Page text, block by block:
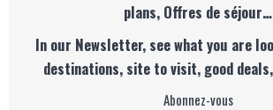
plans, Offres de séjour…
In our Newsletter, see what you are
destinations, site to visit, good
Abonnez-vous